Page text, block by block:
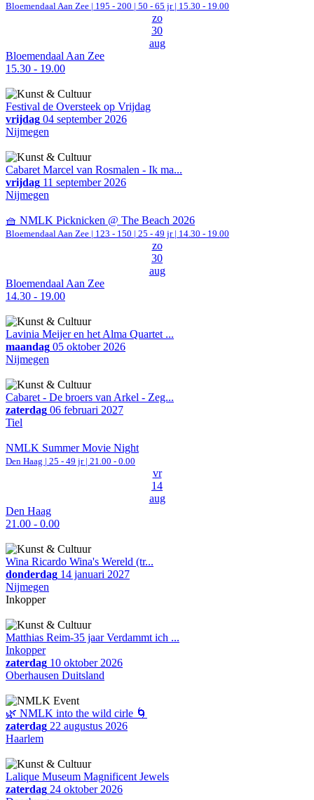
Bloemendaal Aan Zee | 195 - 200 | 50 - 65 jr | 15.30 - 19.00
zo
30
aug
Bloemendaal Aan Zee
15.30 - 19.00
Festival de Oversteek op Vrijdag
vrijdag 04 september 2026
Nijmegen
Cabaret Marcel van Rosmalen - Ik ma...
vrijdag 11 september 2026
Nijmegen
🧺 NMLK Picknicken @ The Beach 2026
Bloemendaal Aan Zee | 123 - 150 | 25 - 49 jr | 14.30 - 19.00
zo
30
aug
Bloemendaal Aan Zee
14.30 - 19.00
Lavinia Meijer en het Alma Quartet ...
maandag 05 oktober 2026
Nijmegen
Cabaret - De broers van Arkel - Zeg...
zaterdag 06 februari 2027
Tiel
NMLK Summer Movie Night
Den Haag | 25 - 49 jr | 21.00 - 0.00
vr
14
aug
Den Haag
21.00 - 0.00
Wina Ricardo Wina's Wereld (tr...
donderdag 14 januari 2027
Nijmegen
Inkopper
Matthias Reim-35 jaar Verdammt ich ...
Inkopper
zaterdag 10 oktober 2026
Oberhausen Duitsland
🌿 NMLK into the wild cirle 🌀
zaterdag 22 augustus 2026
Haarlem
Lalique Museum Magnificent Jewels
zaterdag 24 oktober 2026